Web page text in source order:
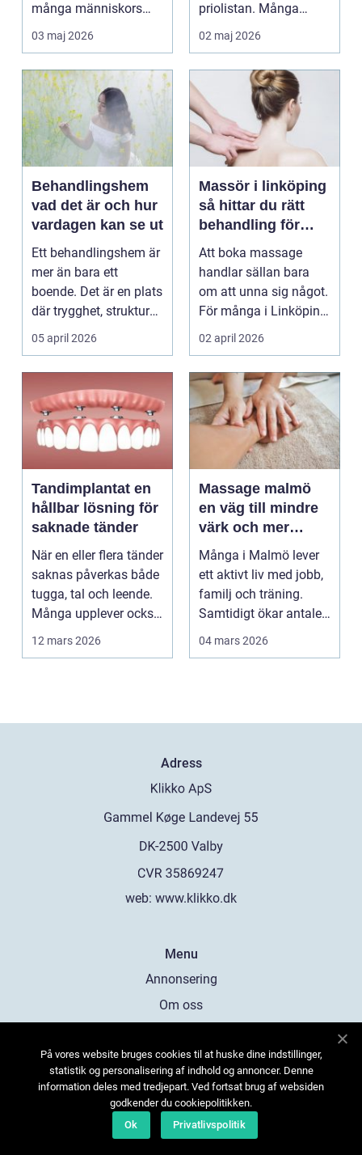
många människors
hälsa och varda...
03 maj 2026
priolistan. Många
väntar tills problemen
02 maj 2026
Behandlingshem
vad det är och hur
vardagen kan se ut
Ett behandlingshem är
mer än bara ett
boende. Det är en plats
där trygghet, struktur
och professione...
05 april 2026
Massör i linköping
så hittar du rätt
behandling för
kropp och hälsa
Att boka massage
handlar sällan bara
om att unna sig något.
För många i Linköping
har regelbunden ma...
02 april 2026
Tandimplantat en
hållbar lösning för
saknade tänder
När en eller flera tänder
saknas påverkas både
tugga, tal och leende.
Många upplever också
en osäker...
12 mars 2026
Massage malmö
en väg till mindre
värk och mer
vardagslugn
Många i Malmö lever
ett aktivt liv med jobb,
familj och träning.
Samtidigt ökar antalet
som söker hj...
04 mars 2026
Adress
web: www.klikko.dk
Menu
Annonsering
Om oss
Kontakta oss
Sitemap
På vores website bruges cookies til at huske dine indstillinger,
statistik og personalisering af indhold og annoncer. Denne
information deles med tredjepart. Ved fortsat brug af websiden
godkender du cookiepolitikken.
Ok
Privatlivspolitik